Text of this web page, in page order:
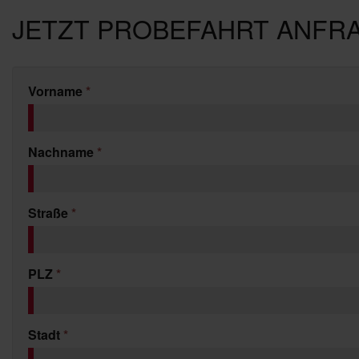
JETZT PROBEFAHRT
Vorname *
Nachname *
Straße *
PLZ *
Stadt *